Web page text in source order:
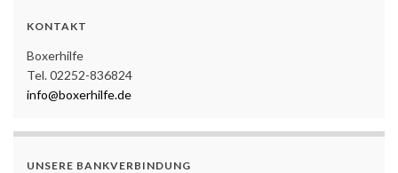
KONTAKT
Boxerhilfe
Tel. 02252-836824
info@boxerhilfe.de
UNSERE BANKVERBINDUNG